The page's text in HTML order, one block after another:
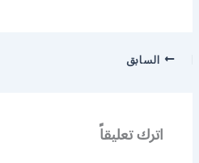
السابق
اترك تعليقاً